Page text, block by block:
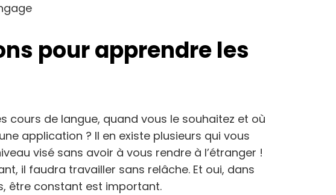
pour apprendre les
cours de langue, quand vous le souhaitez et où
application ? Il en existe plusieurs qui vous
visé sans avoir à vous rendre à l’étranger !
il faudra travailler sans relâche. Et oui, dans
être constant est important.